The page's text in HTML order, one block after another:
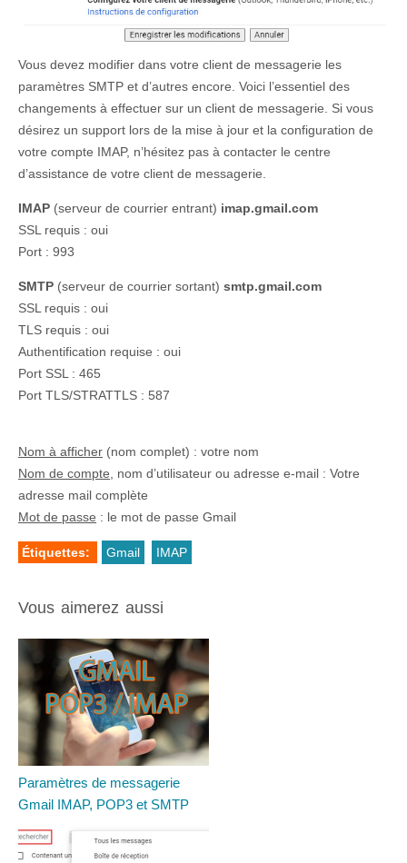
Vous devez modifier dans votre client de messagerie les
paramètres SMTP et d’autres encore. Voici l’essentiel des
changements à effectuer sur un client de messagerie. Si vous
désirez un support lors de la mise à jour et la configuration de
votre compte IMAP, n’hésitez pas à contacter le centre
d’assistance de votre client de messagerie.
IMAP (serveur de courrier entrant) imap.gmail.com
SSL requis : oui
Port : 993
SMTP (serveur de courrier sortant) smtp.gmail.com
SSL requis : oui
TLS requis : oui
Authentification requise : oui
Port SSL : 465
Port TLS/STRATTLS : 587
Nom à afficher (nom complet) : votre nom
Nom de compte , nom d’utilisateur ou adresse e-mail : Votre
adresse mail complète
Mot de passe : le mot de passe Gmail
Étiquettes: Gmail IMAP
Vous aimerez aussi
Paramètres de messagerie
Gmail IMAP, POP3 et SMTP